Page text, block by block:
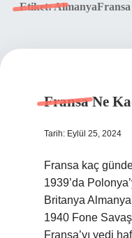
Etiket:AlmanyaFransa
Fransa Ne
Tarih: Eylül 25, 2024
Fransa kaç
1939’da
Britanya
1940 Fone
Fransa’yı yedi